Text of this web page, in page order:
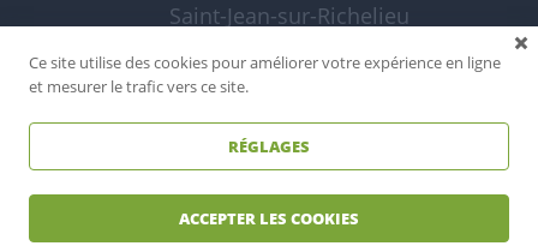
Saint-Jean-sur-Richelieu
Tous droits réservés - Combeq 2026
Réalisé parReactif agence web
Ce site utilise des cookies pour améliorer votre expérience en ligne
et mesurer le trafic vers ce site.
RÉGLAGES
ACCEPTER LES COOKIES